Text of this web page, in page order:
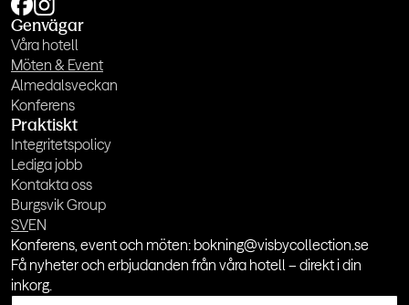
Genvägar
Våra hotell
Möten & Event
Almedalsveckan
Konferens
Praktiskt
Integritetspolicy
Lediga jobb
Kontakta oss
Burgsvik Group
SVEN
Konferens, event och möten: bokning@visbycollection.se
Få nyheter och erbjudanden från våra hotell – direkt i din
inkorg.